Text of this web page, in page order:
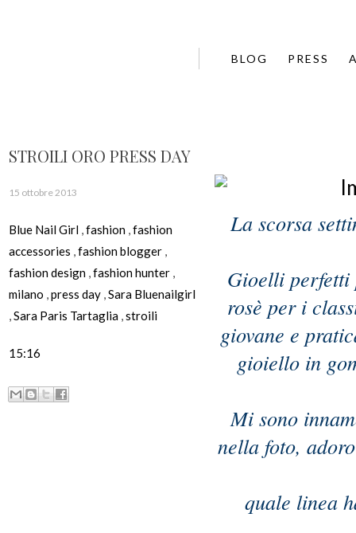
BLOG PRESS
STROILI ORO PRESS DAY
15 ottobre 2013
Blue Nail Girl ,fashion ,fashion
accessories ,fashion blogger ,
fashion design ,fashion hunter ,
milano ,press day ,Sara Bluenailgirl
,Sara Paris Tartaglia ,stroili
15:16
La scorsa
Gioelli perfetti
rosè per i
giovane e
gioiello in
Mi sono
nella foto,
quale linea